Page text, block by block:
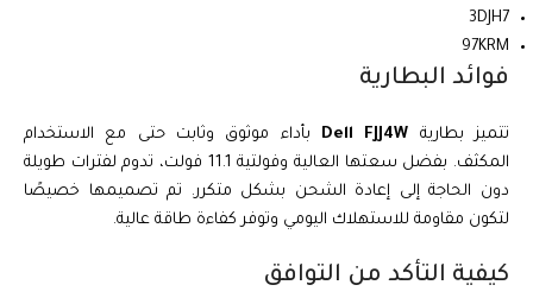
3DJH7
97KRM
فوائد البطارية
تتميز بطارية Dell FJJ4W بأداء موثوق وثابت حتى مع الاستخدام
المكثف. بفضل سعتها العالية وفولتية 11.1 فولت، تدوم لفترات طويلة
دون الحاجة إلى إعادة الشحن بشكل متكرر. تم تصميمها خصيصًا
لتكون مقاومة للاستهلاك اليومي وتوفر كفاءة طاقة عالية.
كيفية التأكد من التوافق